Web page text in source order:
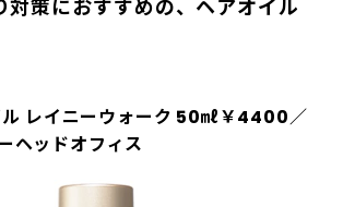
対策におすすめの、ヘアオイル
レイニーウォーク 50㎖￥4400／
ヘッドオフィス